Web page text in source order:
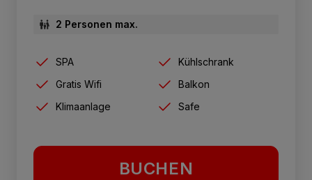
2 Personen max.
SPA
Kühlschrank
Gratis Wifi
Balkon
Klimaanlage
Safe
BUCHEN